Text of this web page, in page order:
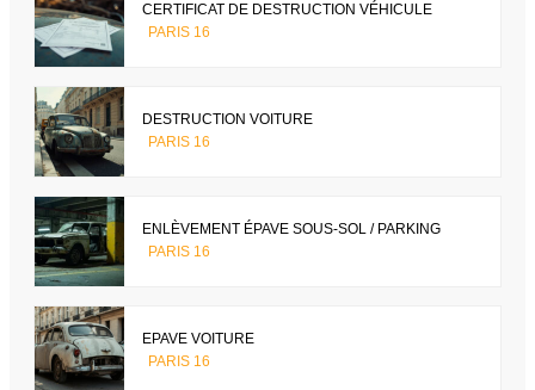
CERTIFICAT DE DESTRUCTION VÉHICULE
PARIS 16
DESTRUCTION VOITURE
PARIS 16
ENLÈVEMENT ÉPAVE SOUS-SOL / PARKING
PARIS 16
EPAVE VOITURE
PARIS 16